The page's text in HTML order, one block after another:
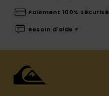
Paiement 100% sécurisé
Besoin d'aide ?